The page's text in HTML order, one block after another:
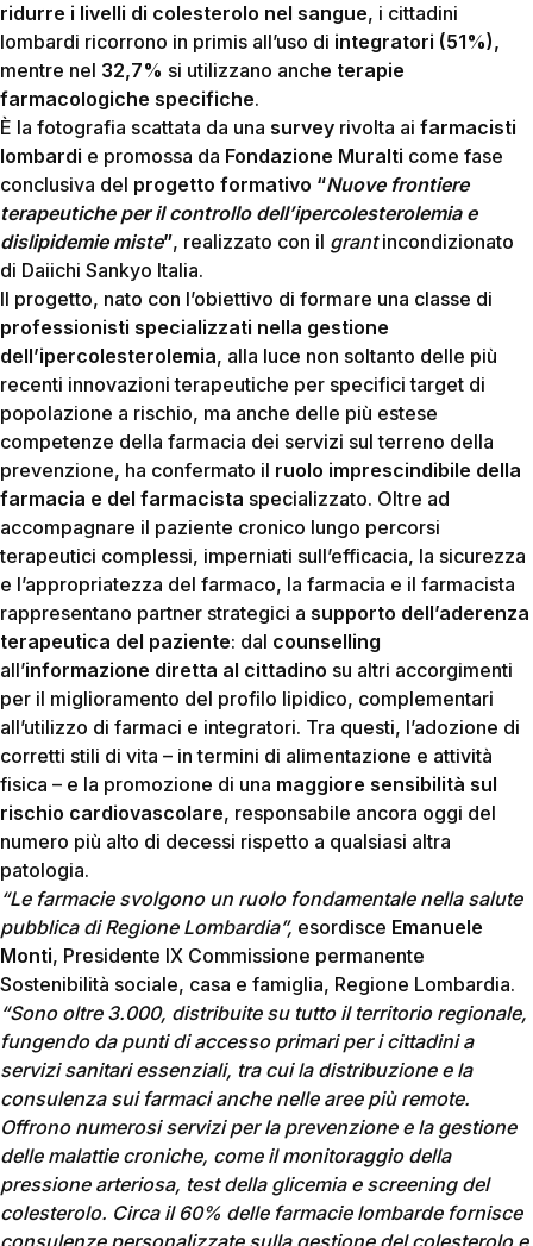
ridurre i livelli di colesterolo nel sangue, i cittadini
lombardi ricorrono in primis all’uso di integratori (51%),
mentre nel 32,7% si utilizzano anche terapie
farmacologiche specifiche.
È la fotografia scattata da una survey rivolta ai farmacisti
lombardi e promossa da Fondazione Muralti come fase
conclusiva del progetto formativo “Nuove frontiere
terapeutiche per il controllo dell’ipercolesterolemia e
dislipidemie miste”, realizzato con il grantincondizionato
di Daiichi Sankyo Italia.
Il progetto, nato con l’obiettivo di formare una classe di
professionisti specializzati nella gestione
dell’ipercolesterolemia, alla luce non soltanto delle più
recenti innovazioni terapeutiche per specifici target di
popolazione a rischio, ma anche delle più estese
competenze della farmacia dei servizi sul terreno della
prevenzione, ha confermato il ruolo imprescindibile della
farmacia e del farmacista specializzato. Oltre ad
accompagnare il paziente cronico lungo percorsi
terapeutici complessi, imperniati sull’efficacia, la sicurezza
e l’appropriatezza del farmaco, la farmacia e il farmacista
rappresentano partner strategici a supporto dell’aderenza
terapeutica del paziente: dal counselling
all’informazione diretta al cittadino su altri accorgimenti
per il miglioramento del profilo lipidico, complementari
all’utilizzo di farmaci e integratori. Tra questi, l’adozione di
corretti stili di vita – in termini di alimentazione e attività
fisica – e la promozione di una maggiore sensibilità sul
rischio cardiovascolare, responsabile ancora oggi del
numero più alto di decessi rispetto a qualsiasi altra
patologia.
“Le farmacie svolgono un ruolo fondamentale nella salute
pubblica di Regione Lombardia”, esordisce Emanuele
Monti, Presidente IX Commissione permanente
Sostenibilità sociale, casa e famiglia, Regione Lombardia.
“Sono oltre 3.000, distribuite su tutto il territorio regionale,
fungendo da punti di accesso primari per i cittadini a
servizi sanitari essenziali, tra cui la distribuzione e la
consulenza sui farmaci anche nelle aree più remote.
Offrono numerosi servizi per la prevenzione e la gestione
delle malattie croniche, come il monitoraggio della
pressione arteriosa, test della glicemia e screening del
colesterolo. Circa il 60% delle farmacie lombarde fornisce
consulenze personalizzate sulla gestione del colesterolo e